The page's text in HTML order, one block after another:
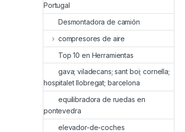
Portugal
Desmontadora de camión
compresores de aire
Top 10 en Herramientas
gava; viladecans; sant boi; cornella;
hospitalet llobregat; barcelona
equilibradora de ruedas en
pontevedra
elevador-de-coches